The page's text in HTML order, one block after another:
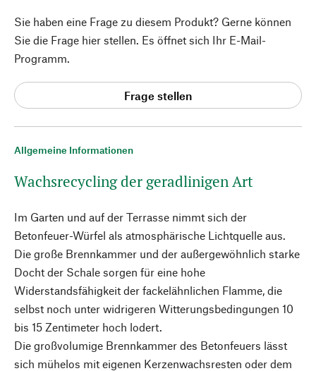
Allgemeine Informationen
Wachsrecycling der geradlinigen Art
Im Garten und auf der Terrasse nimmt sich der
Betonfeuer-Würfel als atmosphärische Lichtquelle aus.
Die große Brennkammer und der außergewöhnlich starke
Docht der Schale sorgen für eine hohe
Widerstandsfähigkeit der fackelähnlichen Flamme, die
selbst noch unter widrigeren Witterungsbedingungen 10
bis 15 Zentimeter hoch lodert.
Die großvolumige Brennkammer des Betonfeuers lässt
sich mühelos mit eigenen Kerzenwachsresten oder dem
Sie haben eine Frage zu diesem Produkt? Gerne können
Sie die Frage hier stellen. Es öffnet sich Ihr E-Mail-
Programm.
Frage stellen